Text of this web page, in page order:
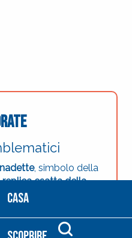
CASA
, simbolo della
replica esatta della
, dove Bernadette
pecore.
, un vero teatro